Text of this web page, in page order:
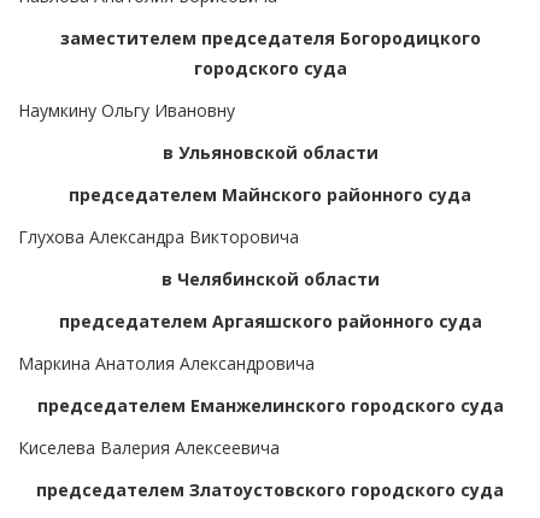
заместителем председателя Богородицкого
городского суда
Наумкину Ольгу Ивановну
в Ульяновской области
председателем Майнского районного суда
Глухова Александра Викторовича
в Челябинской области
председателем Аргаяшского районного суда
Маркина Анатолия Александровича
председателем Еманжелинского городского суда
Киселева Валерия Алексеевича
председателем Златоустовского городского суда